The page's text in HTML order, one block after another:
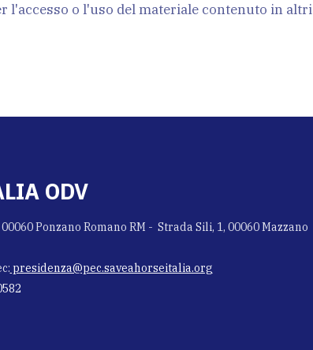
ODV
Ponzano Romano RM - Strada Sili, 1, 00060 Mazzano
presidenza@pec.saveahorseitalia.org
l'accesso o l'uso del materiale contenuto in altri